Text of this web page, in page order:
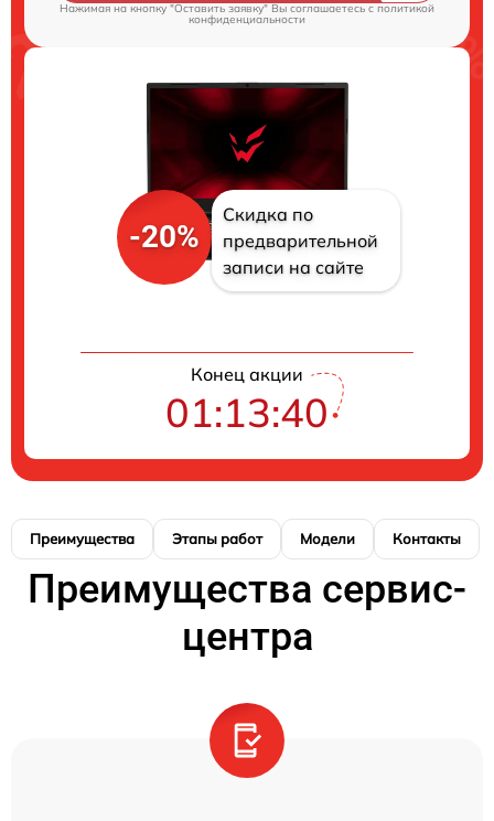
Нажимая на кнопку "Оставить заявку" Вы соглашаетесь cполитикой
конфиденциальности
-20%
Скидка по
предварительной
записи на сайте
Конец акции
01:13:40
Преимущества Этапы работ Модели Контакты
Преимущества сервис-
центра